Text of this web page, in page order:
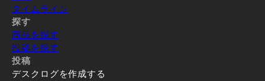
タイムライン
探す
商品を探す
投稿を探す
投稿
デスクログを作成する